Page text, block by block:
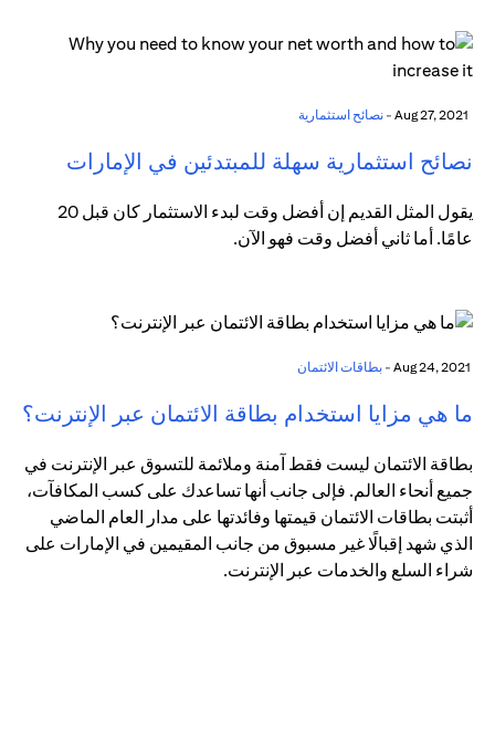
نصائح استثمارية
نصائح استثمارية سهلة للمبتدئين في الإمارات
يقول المثل القديم إن أفضل وقت لبدء الاستثمار كان قبل 20
عامًا. أما ثاني أفضل وقت فهو الآن.
بطاقات الائتمان
ما هي مزايا استخدام بطاقة الائتمان عبر الإنترنت؟
بطاقة الائتمان ليست فقط آمنة وملائمة للتسوق عبر الإنترنت في
جميع أنحاء العالم. فإلى جانب أنها تساعدك على كسب المكافآت،
أثبتت بطاقات الائتمان قيمتها وفائدتها على مدار العام الماضي
الذي شهد إقبالًا غير مسبوق من جانب المقيمين في الإمارات على
شراء السلع والخدمات عبر الإنترنت.